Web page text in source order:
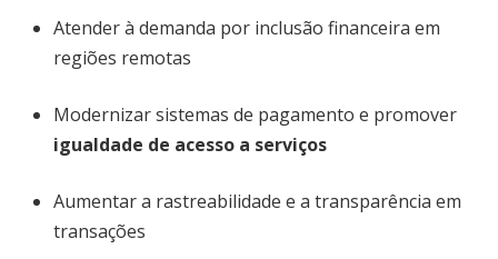
Atender à demanda por inclusão financeira em
regiões remotas
Modernizar sistemas de pagamento e promover
igualdade de acesso a serviços
Aumentar a rastreabilidade e a transparência em
transações